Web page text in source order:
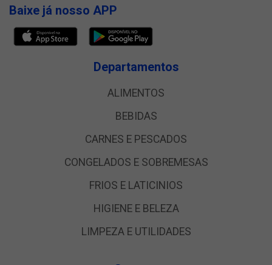
Baixe já nosso APP
Departamentos
ALIMENTOS
BEBIDAS
CARNES E PESCADOS
CONGELADOS E SOBREMESAS
FRIOS E LATICINIOS
HIGIENE E BELEZA
LIMPEZA E UTILIDADES